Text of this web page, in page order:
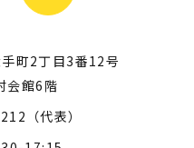
町2丁目3番12号
会館6階
（代表）